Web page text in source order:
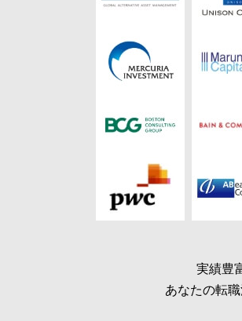
実績豊
あなたの転